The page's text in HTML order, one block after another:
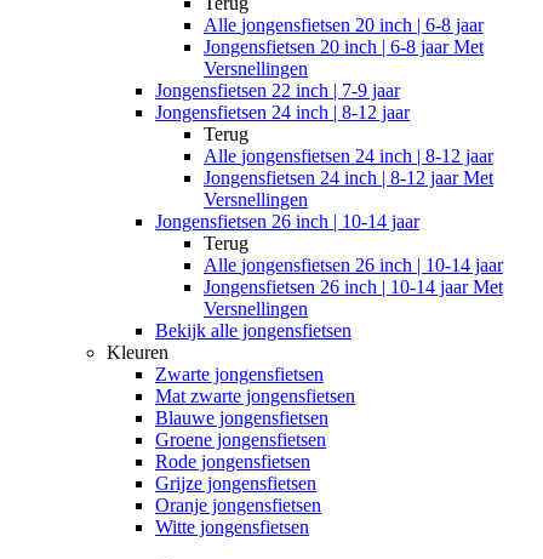
Alle jongensfietsen 20 inch | 6-8 jaar
Jongensfietsen 20 inch | 6-8 jaar Met
Versnellingen
Jongensfietsen 22 inch | 7-9 jaar
Jongensfietsen 24 inch | 8-12 jaar
Terug
Alle jongensfietsen 24 inch | 8-12 jaar
Jongensfietsen 24 inch | 8-12 jaar Met
Versnellingen
Jongensfietsen 26 inch | 10-14 jaar
Terug
Alle jongensfietsen 26 inch | 10-14 jaar
Jongensfietsen 26 inch | 10-14 jaar Met
Versnellingen
Bekijk alle jongensfietsen
Kleuren
Zwarte jongensfietsen
Mat zwarte jongensfietsen
Blauwe jongensfietsen
Groene jongensfietsen
Rode jongensfietsen
Grijze jongensfietsen
Oranje jongensfietsen
Witte jongensfietsen